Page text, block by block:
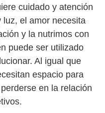
cuidado y atención
el amor necesita
y la nutrimos con
puede ser utilizado
Al igual que
espacio para
en la relación